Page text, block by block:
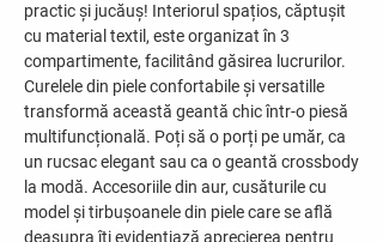
practic și jucăuș! Interiorul spațios, căptușit
cu material textil, este organizat în 3
compartimente, facilitând găsirea lucrurilor.
Curelele din piele confortabile și versatille
transformă această geantă chic într-o piesă
multifuncțională. Poți să o porți pe umăr, ca
un rucsac elegant sau ca o geantă crossbody
la modă. Accesoriile din aur, cusăturile cu
model și tirbușoanele din piele care se află
deasupra îți evidențiază aprecierea pentru